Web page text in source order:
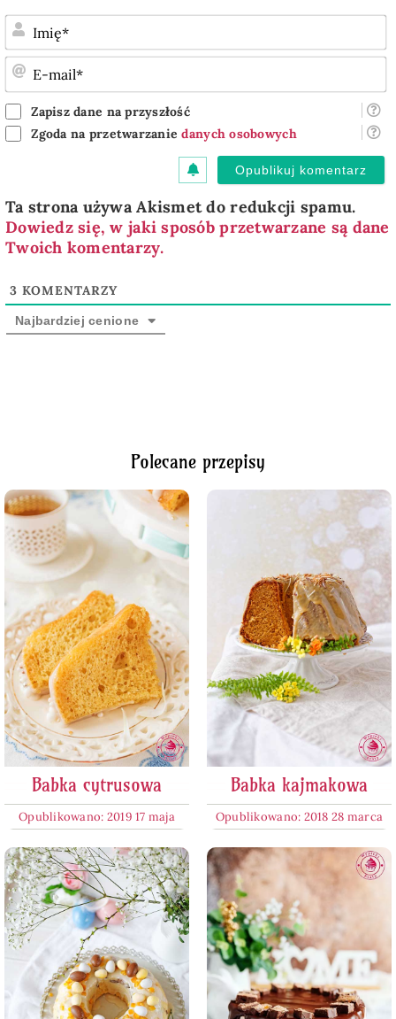
Zapisz dane na przyszłość
Zgoda na przetwarzaniedanych osobowych
Ta strona używa Akismet do redukcji spamu.
Dowiedz się, w jaki sposób przetwarzane są dane
Twoich komentarzy.
3 KOMENTARZY
Najbardziej cenione
Polecane przepisy
Babka cytrusowa
Opublikowano: 2019 17 maja
Babka kajmakowa
Opublikowano: 2018 28 marca